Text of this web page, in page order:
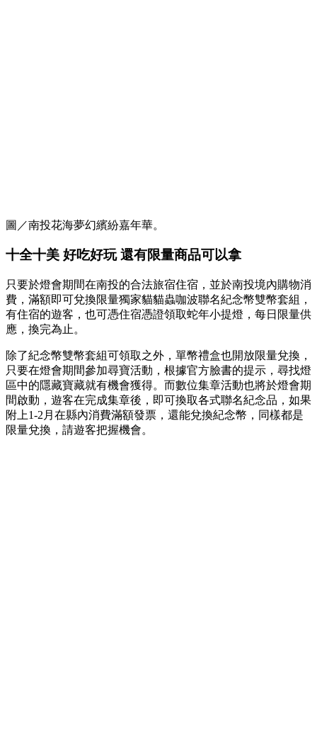
圖／南投花海夢幻繽紛嘉年華。
十全十美 好吃好玩 還有限量商品可以拿
只要於燈會期間在南投的合法旅宿住宿，並於南投境內購物消
費，滿額即可兌換限量獨家貓貓蟲咖波聯名紀念幣雙幣套組，
有住宿的遊客，也可憑住宿憑證領取蛇年小提燈，每日限量供
應，換完為止。
除了紀念幣雙幣套組可領取之外，單幣禮盒也開放限量兌換，
只要在燈會期間參加尋寶活動，根據官方臉書的提示，尋找燈
區中的隱藏寶藏就有機會獲得。而數位集章活動也將於燈會期
間啟動，遊客在完成集章後，即可換取各式聯名紀念品，如果
附上1-2月在縣內消費滿額發票，還能兌換紀念幣，同樣都是
限量兌換，請遊客把握機會。